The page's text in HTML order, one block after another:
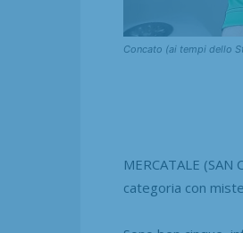
Concato (ai tempi dello
MERCATALE
categoria con